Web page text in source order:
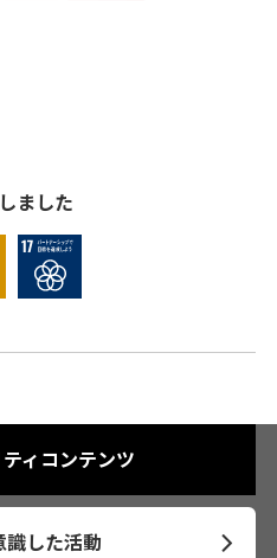
ました
ィコンテンツ
識した活動